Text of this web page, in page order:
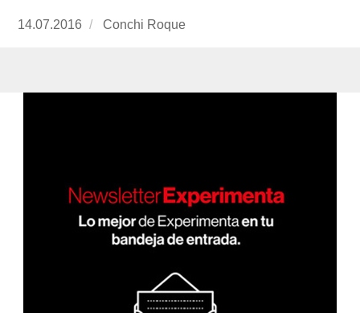
Publicado
14.07.2016
https://www.experimenta.es/author/conchi-
Conchi Roque